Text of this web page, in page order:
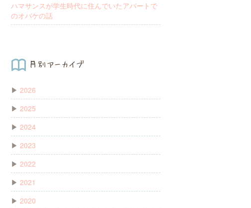
ハマサンスが学生時代に住んでいたアパートで
のオバケの話
月別アーカイブ
▶ 2026
▶ 2025
▶ 2024
▶ 2023
▶ 2022
▶ 2021
▶ 2020